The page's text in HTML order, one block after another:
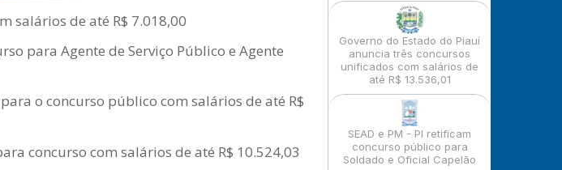
salários de até R$ 7.018,00
para Agente de Serviço Público e Agente
o concurso público com salários de até R$
concurso com salários de até R$ 10.524,03
Governo do Estado do Piauí
anuncia três concursos
unificados com salários de
até R$ 13.536,01
SEAD e PM - PI retificam
concurso público para
Soldado e Oficial Capelão